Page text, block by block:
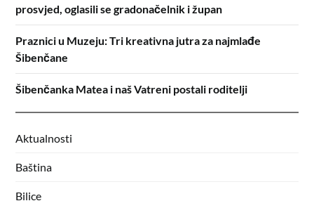
prosvjed, oglasili se gradonačelnik i župan
Praznici u Muzeju: Tri kreativna jutra za najmlađe
Šibenčane
Šibenčanka Matea i naš Vatreni postali roditelji
Aktualnosti
Baština
Bilice